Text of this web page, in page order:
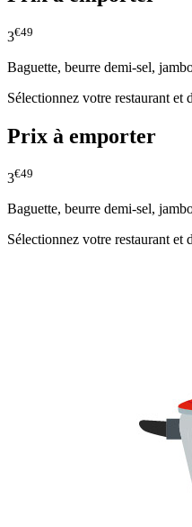
3€49
Baguette, beurre demi-sel,
Sélectionnez votre restaurant et
Prix à emporter
3€49
Baguette, beurre demi-sel,
Sélectionnez votre restaurant et